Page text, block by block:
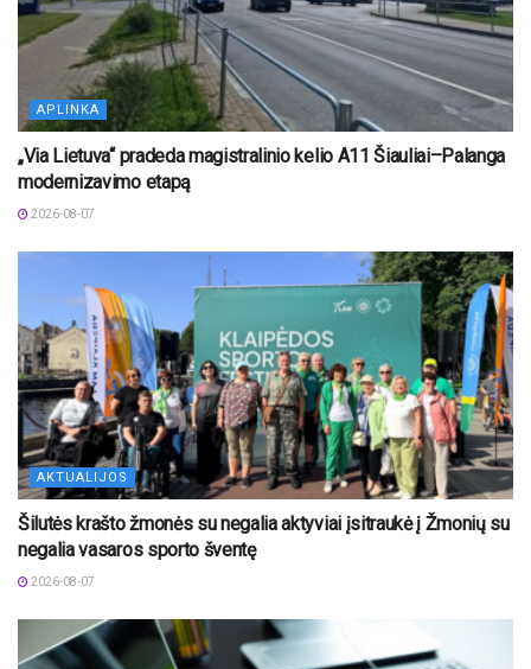
APLINKA
„Via Lietuva“ pradeda magistralinio kelio A11 Šiauliai–Palanga
modernizavimo etapą
2026-08-07
AKTUALIJOS
Šilutės krašto žmonės su negalia aktyviai įsitraukė į Žmonių su
negalia vasaros sporto šventę
2026-08-07